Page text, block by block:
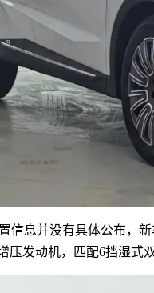
信息并没有具体公布，
压发动机，匹配6挡湿式